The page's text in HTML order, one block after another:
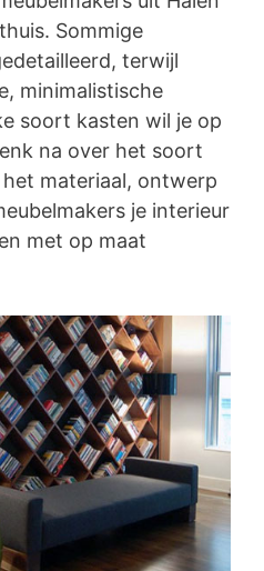
Sommige
terwijl
minimalistische
soort kasten wil je op
na over het soort
materiaal, ontwerp
je interieur
met op maat